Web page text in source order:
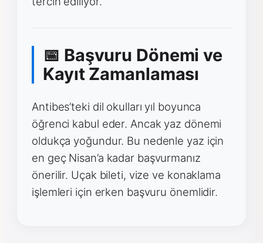
📅 Başvuru Dönemi ve
Kayıt Zamanlaması
Antibes’teki dil okulları yıl boyunca
öğrenci kabul eder. Ancak yaz dönemi
oldukça yoğundur. Bu nedenle yaz için
en geç Nisan’a kadar başvurmanız
önerilir. Uçak bileti, vize ve konaklama
işlemleri için erken başvuru önemlidir.